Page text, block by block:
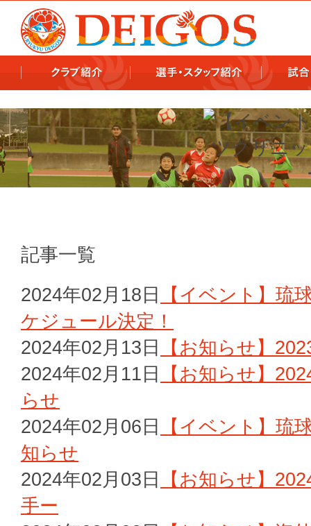
978x478 978x460
記事一覧
2024年02月18日
【イベント】
ケジュール決定！
2024年02月13日
【お知らせ】
2024年02月11日
【お知らせ】
らせ
2024年02月06日
【イベント】琉
知らせ
2024年02月03日
【お知らせ】
手ー